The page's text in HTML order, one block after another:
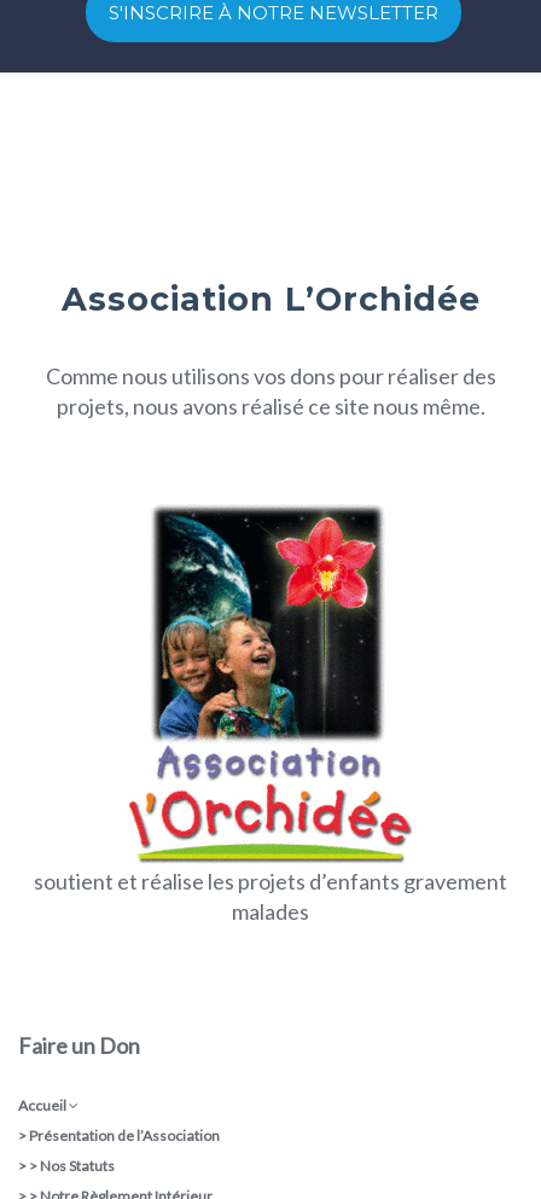
Association L’Orchidée
Comme nous utilisons vos dons pour réaliser des
projets, nous avons réalisé ce site nous même.
soutient et réalise les projets d’enfants gravement
malades
Faire un Don
Accueil
> Présentation de l’Association
> > Nos Statuts